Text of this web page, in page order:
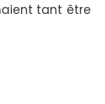
tant être